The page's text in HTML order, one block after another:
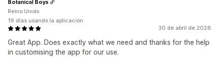
30 de abril de 2026
Great App. Does exactly what we need and thanks for the help
in customising the app for our use.
Botanical Boys
Reino Unido
19 días usando la aplicación